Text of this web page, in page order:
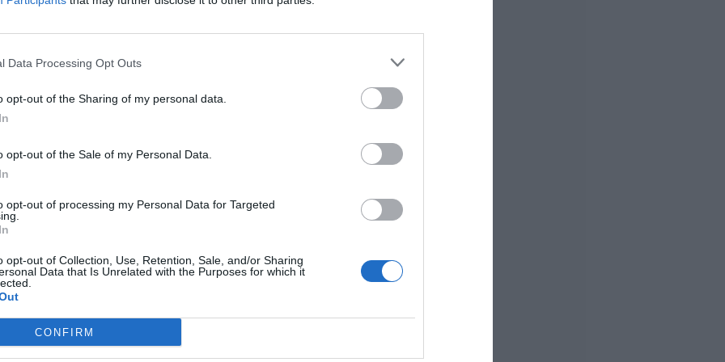
Data Processing Opt Outs
opt-out of the Sharing of my personal data.
opt-out of the Sale of my Personal Data.
opt-out of processing my Personal Data for Targeted
opt-out of Collection, Use, Retention, Sale, and/or Sharing
Data that Is Unrelated with the Purposes for which it
CONFIRM
la Feria y Fiestas de 2026, una
deseen participar con obras inéditas y
podrá presentar tantos carteles
sido publicados anteriormente. El
la imagen oficial de las fiestas
formato de
establece que la técnica será
el uso de
plateados. Además, los autores deberán
que acredite la originalidad de la obra.